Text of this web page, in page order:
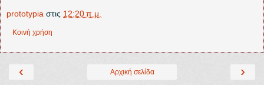
prototypia στις 12:20 π.μ.
Κοινή χρήση
‹ ›
Αρχική σελίδα